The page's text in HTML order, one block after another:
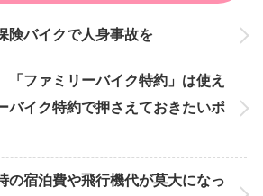
険バイクで人身事故を
「ファミリーバイク特約」は使え
バイク特約で押さえておきたいポ
の宿泊費や飛行機代が莫大になっ